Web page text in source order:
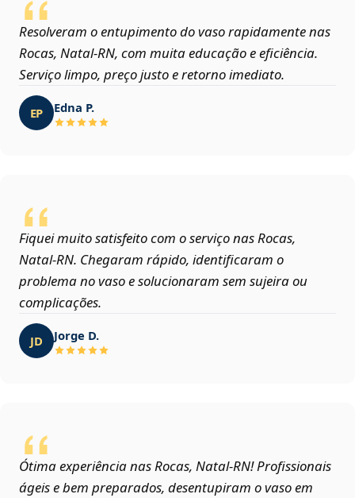
Resolveram o entupimento do vaso rapidamente nas
Rocas, Natal‑RN, com muita educação e eficiência.
Serviço limpo, preço justo e retorno imediato.
EP Edna P.
Fiquei muito satisfeito com o serviço nas Rocas,
Natal‑RN. Chegaram rápido, identificaram o
problema no vaso e solucionaram sem sujeira ou
complicações.
JD Jorge D.
Ótima experiência nas Rocas, Natal‑RN! Profissionais
ágeis e bem preparados, desentupiram o vaso em